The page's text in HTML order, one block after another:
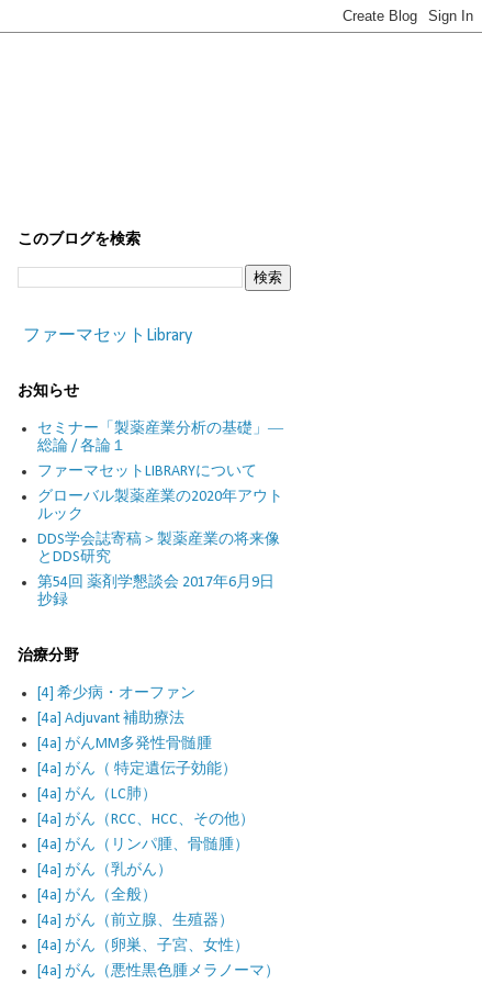
このブログを検索
ファーマセットLibrary
お知らせ
セミナー「製薬産業分析の基礎」―
総論 / 各論１
ファーマセットLIBRARYについて
グローバル製薬産業の2020年アウト
ルック
DDS学会誌寄稿＞製薬産業の将来像
とDDS研究
第54回 薬剤学懇談会 2017年6月9日
抄録
治療分野
[4] 希少病・オーファン
[4a] Adjuvant 補助療法
[4a] がんMM多発性骨髄腫
[4a] がん（ 特定遺伝子効能）
[4a] がん（LC肺）
[4a] がん（RCC、HCC、その他）
[4a] がん（リンパ腫、骨髄腫）
[4a] がん（乳がん）
[4a] がん（全般）
[4a] がん（前立腺、生殖器）
[4a] がん（卵巣、子宮、女性）
[4a] がん（悪性黒色腫メラノーマ）